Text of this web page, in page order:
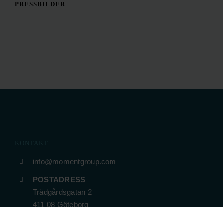
PRESSBILDER
info@momentgroup.com
POSTADRESS
Trädgårdsgatan 2
411 08 Göteborg